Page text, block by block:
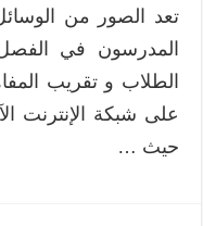
تعد الصور من الوسائل
المدرسون في
الطلاب و تقريب
على شبكة الإنترنت
حيث …